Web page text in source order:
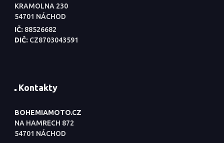
KRAMOLNA 230
54701 NÁCHOD
IČ: 88526682
DIČ: CZ8703043591
Kontakty
BOHEMIAMOTO.CZ
NA HAMRECH 872
54701 NÁCHOD